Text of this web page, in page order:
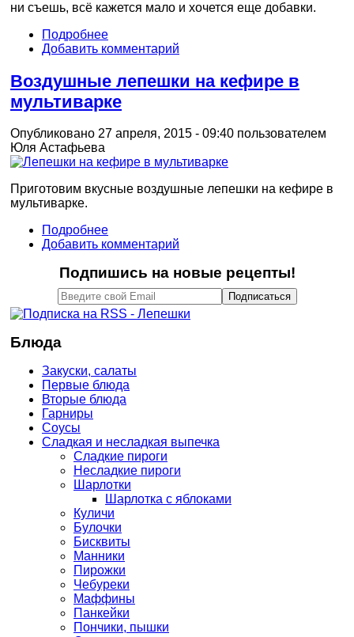
ни съешь, всё кажется мало и хочется еще добавки.
Подробнее
Добавить комментарий
Воздушные лепешки на кефире в
мультиварке
Опубликовано 27 апреля, 2015 - 09:40 пользователем
Юля Астафьева
Приготовим вкусные воздушные лепешки на кефире в
мультиварке.
Подробнее
Добавить комментарий
Подпишись на новые рецепты!
Блюда
Закуски, салаты
Первые блюда
Вторые блюда
Гарниры
Соусы
Сладкая и несладкая выпечка
Сладкие пироги
Несладкие пироги
Шарлотки
Шарлотка с яблоками
Куличи
Булочки
Бисквиты
Манники
Пирожки
Чебуреки
Маффины
Панкейки
Пончики, пышки